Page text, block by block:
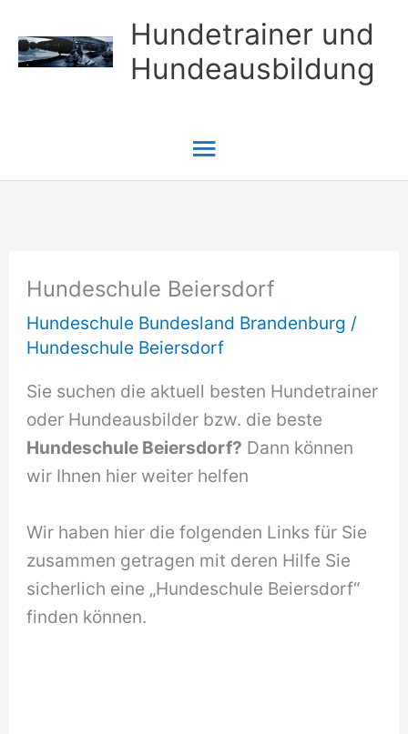
Inhalt
springen
Hundetrainer und
Hundeausbildung
Hauptmenü
Hundeschule Beiersdorf
Hundeschule Bundesland Brandenburg /
Hundeschule Beiersdorf
Sie suchen die aktuell besten Hundetrainer
oder Hundeausbilder bzw. die beste
Hundeschule Beiersdorf? Dann können
wir Ihnen hier weiter helfen
Wir haben hier die folgenden Links für Sie
zusammen getragen mit deren Hilfe Sie
sicherlich eine „Hundeschule Beiersdorf“
finden können.